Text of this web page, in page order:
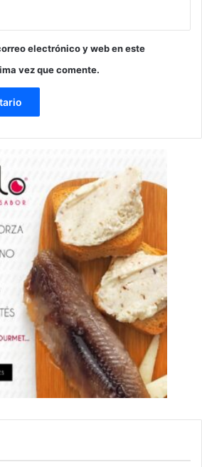
electrónico y web en este
vez que comente.